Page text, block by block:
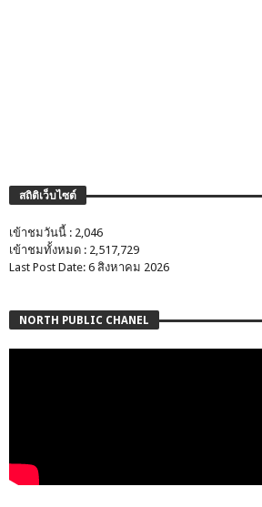
สถิติเว็บไซต์
เข้าชมวันนี้ : 2,046
เข้าชมทั้งหมด : 2,517,729
Last Post Date: 6 สิงหาคม 2026
NORTH PUBLIC CHANEL